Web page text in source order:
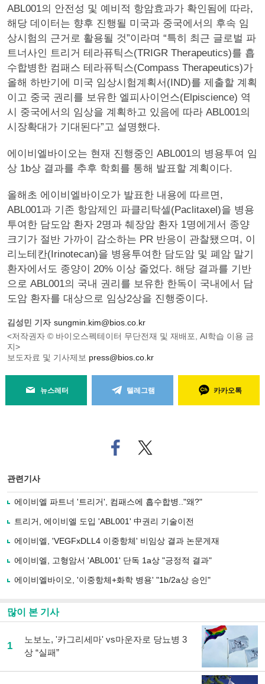
ABL001의 안전성 및 예비적 항암효과가 확인됨에 따라,
해당 데이터는 향후 진행될 미국과 중국에서의 후속 임
상시험의 근거로 활용될 것”이라며 “특히 최근 글로벌 파
트너사인 트리거 테라퓨틱스(TRIGR Therapeutics)를 흡
수합병한 컴패스 테라퓨틱스(Compass Therapeutics)가
올해 하반기에 미국 임상시험계획서(IND)를 제출할 계획
이고 중국 권리를 보유한 엘피사이언스(Elpiscience) 역
시 중국에서의 임상을 계획하고 있음에 따라 ABL001의
시장확대가 기대된다”고 설명했다.
에이비엘바이오는 현재 진행중인 ABL001의 병용투여 임
상 1b상 결과를 추후 학회를 통해 발표할 계획이다.
올해초 에이비엘바이오가 발표한 내용에 따르면,
ABL001과 기존 항암제인 파클리탁셀(Paclitaxel)을 병용
투여한 담도암 환자 2명과 췌장암 환자 1명에게서 종양
크기가 절반 가까이 감소하는 PR 반응이 관찰됐으며, 이
리노테칸(Irinotecan)을 병용투여한 담도암 및 폐암 말기
환자에서도 종양이 20% 이상 줄었다. 해당 결과를 기반
으로 ABL001의 국내 권리를 보유한 한독이 국내에서 담
도암 환자를 대상으로 임상2상을 진행중이다.
김성민 기자 sungmin.kim@bios.co.kr
<저작권자 © 바이오스펙테이터 무단전재 및 재배포, AI학습 이용 금
지>
보도자료 및 기사제보 press@bios.co.kr
뉴스레터 텔레그램 카카오톡
페
이
로
기
사
유
기
트위
터로
관련기사
에이비엘 파트너 '트리거', 컴패스에 흡수합병.."왜?"
트리거, 에이비엘 도입 'ABL001' 中권리 기술이전
에이비엘, 'VEGFxDLL4 이중항체' 비임상 결과 논문게재
에이비엘, 고형암서 'ABL001' 단독 1a상 "긍정적 결과"
에이비엘바이오, '이중항체+화학 병용' "1b/2a상 승인"
많이 본 기사
1
노보노, '카그리세마' vs마운자로 당뇨병 3
상 “실패”